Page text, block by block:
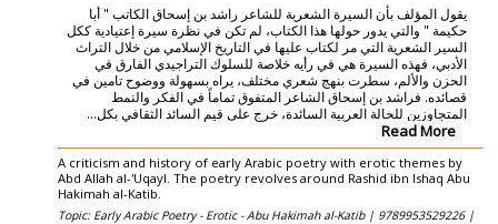
يقول المؤلف بأن السيرة الشعرية للشاعر راشد بن إسحاق الكاتب " أبا
حكيمة " والتي يدور حولها هذا الكتاب، لم تكن في نظرة سيرة إعتيادية ككل
السير الشعرية التي مر لكتاب عليها في التاريخ الإسلامي من خلال التراث
الأدبي، فهذه السيرة هي في رأيه خلاصة للسلوك التراجيدي الفارق في
الحزن والألم، سطرت بنهج شعري مختلف، يراه بسهولة ووضوح تامين في
قصائده. فراشد بن إسحاق الشاعر المتفوق تماماً في الفكر والنمط
المتجاوزين للحالة العربية السائدة، خرج على قيم السائد الثقافي بكل...
Read More
A criticism and history of early Arabic poetry with erotic themes by
Abd Allah al-'Uqayl. The poetry revolves around Rashid ibn Ishaq Abu
Hakimah al-Katib.
Topic: Early Arabic Poetry - Erotic - Abu Hakimah al-Katib | 9789953529226 |